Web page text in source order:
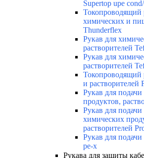
Supertop upe
Токопроводящий
химических и
Thunderflex
Рукав для
растворителей
Рукав для
растворителей
Токопроводящий
и растворителей
Рукав для
продуктов,
Рукав для
химических
растворителей
Рукав для
pe-x
Рукава для защиты